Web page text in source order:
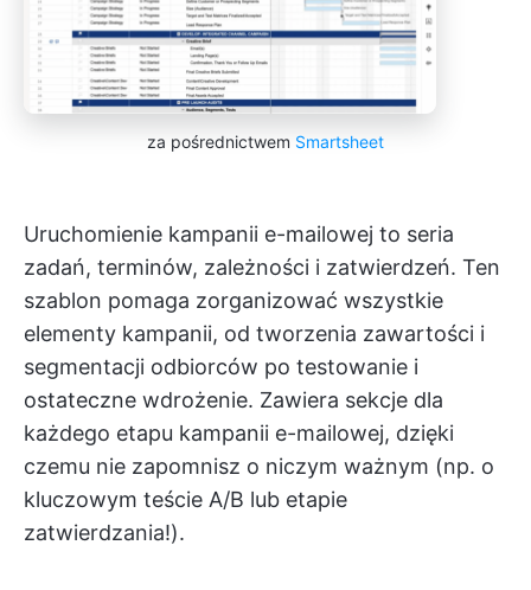
za pośrednictwem Smartsheet
Uruchomienie kampanii e-mailowej to seria
zadań, terminów, zależności i zatwierdzeń. Ten
szablon pomaga zorganizować wszystkie
elementy kampanii, od tworzenia zawartości i
segmentacji odbiorców po testowanie i
ostateczne wdrożenie. Zawiera sekcje dla
każdego etapu kampanii e-mailowej, dzięki
czemu nie zapomnisz o niczym ważnym (np. o
kluczowym teście A/B lub etapie
zatwierdzania!).